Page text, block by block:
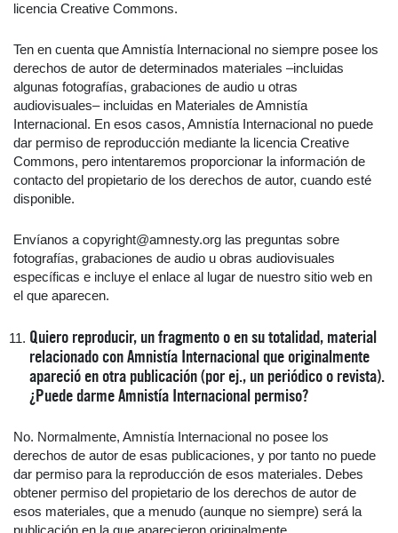
licencia Creative Commons.
Ten en cuenta que Amnistía Internacional no siempre posee los
derechos de autor de determinados materiales –incluidas
algunas fotografías, grabaciones de audio u otras
audiovisuales– incluidas en Materiales de Amnistía
Internacional. En esos casos, Amnistía Internacional no puede
dar permiso de reproducción mediante la licencia Creative
Commons, pero intentaremos proporcionar la información de
contacto del propietario de los derechos de autor, cuando esté
disponible.
Envíanos a copyright@amnesty.org las preguntas sobre
fotografías, grabaciones de audio u obras audiovisuales
específicas e incluye el enlace al lugar de nuestro sitio web en
el que aparecen.
Quiero reproducir, un fragmento o en su totalidad, material
relacionado con Amnistía Internacional que originalmente
apareció en otra publicación (por ej., un periódico o revista).
¿Puede darme Amnistía Internacional permiso?
No. Normalmente, Amnistía Internacional no posee los
derechos de autor de esas publicaciones, y por tanto no puede
dar permiso para la reproducción de esos materiales. Debes
obtener permiso del propietario de los derechos de autor de
esos materiales, que a menudo (aunque no siempre) será la